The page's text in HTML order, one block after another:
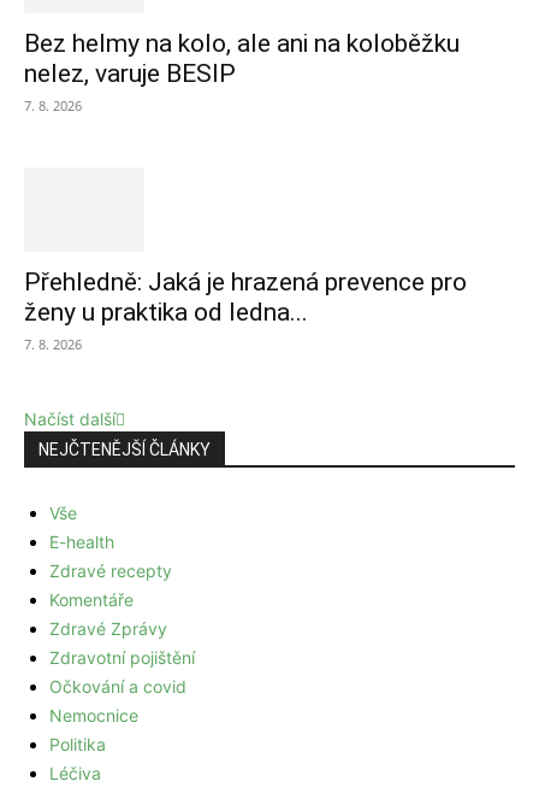
Bez helmy na kolo, ale ani na koloběžku
nelez, varuje BESIP
7. 8. 2026
Přehledně: Jaká je hrazená prevence pro
ženy u praktika od ledna...
7. 8. 2026
Načíst další
NEJČTENĚJŠÍ ČLÁNKY
Vše
E-health
Zdravé recepty
Komentáře
Zdravé Zprávy
Zdravotní pojištění
Očkování a covid
Nemocnice
Politika
Léčiva